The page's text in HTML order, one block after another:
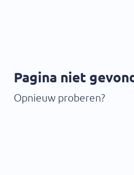
Pagina niet
Opnieuw proberen?